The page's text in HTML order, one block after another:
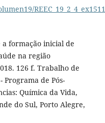
a formação inicial de
na região
126 f. Trabalho de
Programa de Pós-
Química da Vida,
do Sul, Porto Alegre,